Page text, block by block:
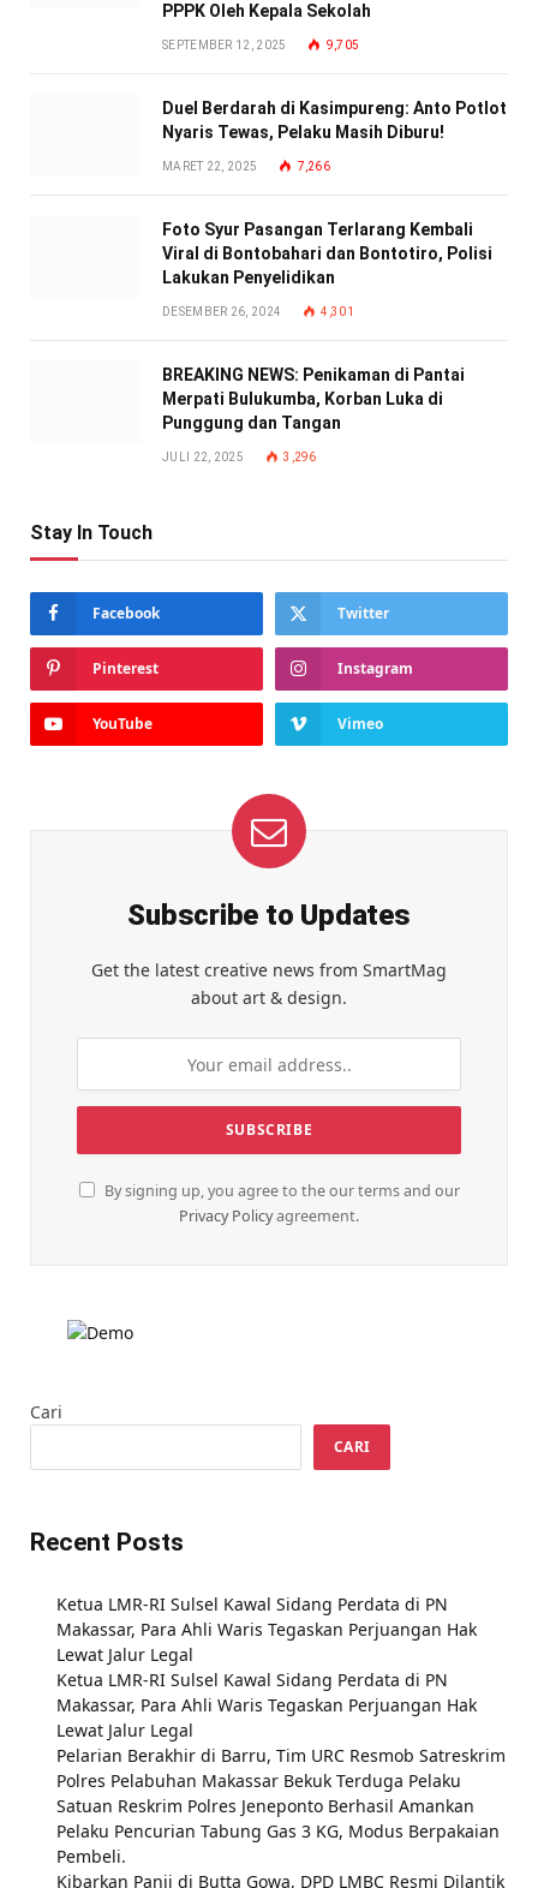
PPPK Oleh Kepala Sekolah
SEPTEMBER 12, 2025 9,705
Duel Berdarah di Kasimpureng: Anto Potlot
Nyaris Tewas, Pelaku Masih Diburu!
MARET 22, 2025 7,266
Foto Syur Pasangan Terlarang Kembali
Viral di Bontobahari dan Bontotiro, Polisi
Lakukan Penyelidikan
DESEMBER 26, 2024 4,301
BREAKING NEWS: Penikaman di Pantai
Merpati Bulukumba, Korban Luka di
Punggung dan Tangan
JULI 22, 2025 3,296
Stay In Touch
Facebook Twitter
Pinterest Instagram
YouTube Vimeo
Subscribe to Updates
Get the latest creative news from SmartMag
about art & design.
By signing up, you agree to the our terms and our
Privacy Policyagreement.
Cari
CARI
Recent Posts
Ketua LMR-RI Sulsel Kawal Sidang Perdata di PN
Makassar, Para Ahli Waris Tegaskan Perjuangan Hak
Lewat Jalur Legal
Ketua LMR-RI Sulsel Kawal Sidang Perdata di PN
Makassar, Para Ahli Waris Tegaskan Perjuangan Hak
Lewat Jalur Legal
Pelarian Berakhir di Barru, Tim URC Resmob Satreskrim
Polres Pelabuhan Makassar Bekuk Terduga Pelaku
Satuan Reskrim Polres Jeneponto Berhasil Amankan
Pelaku Pencurian Tabung Gas 3 KG, Modus Berpakaian
Pembeli.
Kibarkan Panji di Butta Gowa, DPD LMBC Resmi Dilantik